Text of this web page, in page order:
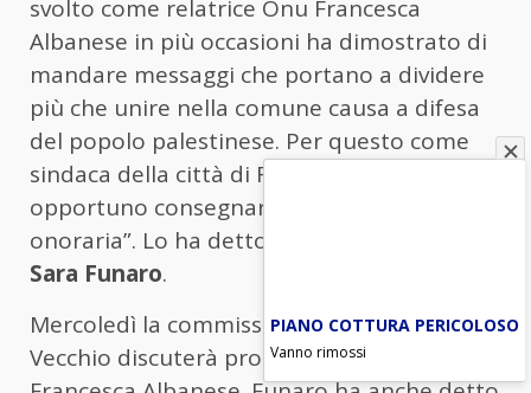
svolto come relatrice Onu Francesca
Albanese in più occasioni ha dimostrato di
mandare messaggi che portano a dividere
più che unire nella comune causa a difesa
del popolo palestinese. Per questo come
sindaca della città di Firenze non ritengo
opportuno consegnarle la cittadinanza
onoraria”. Lo ha detto la sindaca di Firenze,
Sara Funaro.
Mercoledì la commissione pace di Palazzo
Vecchio discuterà proprio sulla figura di
PIANO COTTURA PERICOLOSO
Vanno rimossi